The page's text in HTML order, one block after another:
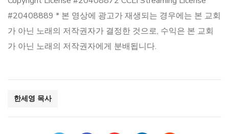
#20408889 * 본 영상에 광고가 재생되는 경우에는 본 교회
가 아닌 노래의 저작권자가 결정한 것으로, 수익은 본 교회
가 아닌 노래의 저작권자에게 분배됩니다.
한세영 목사